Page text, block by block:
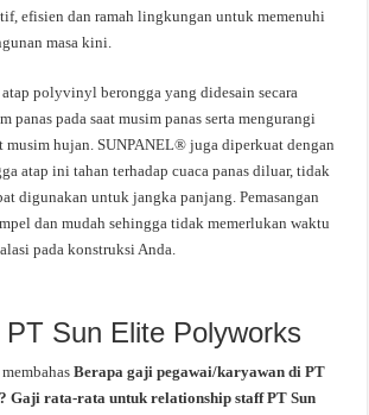
efisien dan ramah lingkungan untuk memenuhi
masa kini.
polyvinyl berongga yang didesain secara
panas pada saat musim panas serta mengurangi
musim hujan. SUNPANEL® juga diperkuat dengan
atap ini tahan terhadap cuaca panas diluar, tidak
digunakan untuk jangka panjang. Pemasangan
dan mudah sehingga tidak memerlukan waktu
pada konstruksi Anda.
Sun Elite Polyworks
Berapa gaji pegawai/karyawan di PT
Gaji rata-rata untuk relationship staff PT Sun